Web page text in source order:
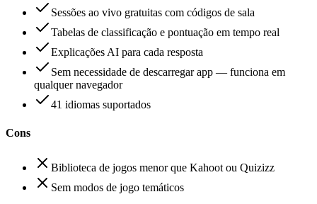
Sessões ao vivo gratuitas com códigos de sala
Tabelas de classificação e pontuação em tempo real
Explicações AI para cada resposta
Sem necessidade de descarregar app — funciona em
qualquer navegador
41 idiomas suportados
Cons
Biblioteca de jogos menor que Kahoot ou Quizizz
Sem modos de jogo temáticos